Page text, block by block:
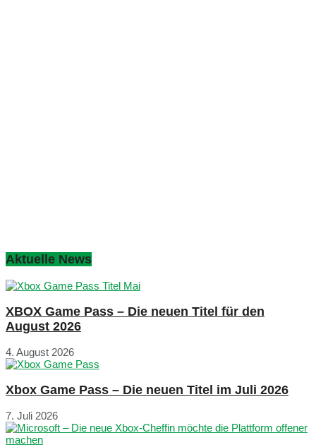
Aktuelle News
XBOX Game Pass – Die neuen Titel für den
August 2026
4. August 2026
Xbox Game Pass – Die neuen Titel im Juli 2026
7. Juli 2026